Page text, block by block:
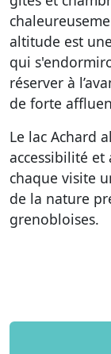
altitude est
qui
réserver à
de forte
Le lac Achard
accessibilité
chaque visite
de la nature
grenobloises.